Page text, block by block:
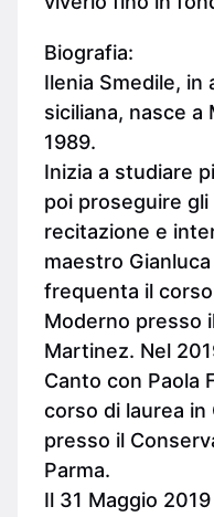
Biografia:
Ilenia Smedile, in
siciliana, nasce a
1989.
Inizia a studiare
poi proseguire
recitazione e
maestro
frequenta il
Moderno presso
Martinez. Nel
Canto con Paola
corso di laurea in
presso il
Parma.
Il 31 Maggio